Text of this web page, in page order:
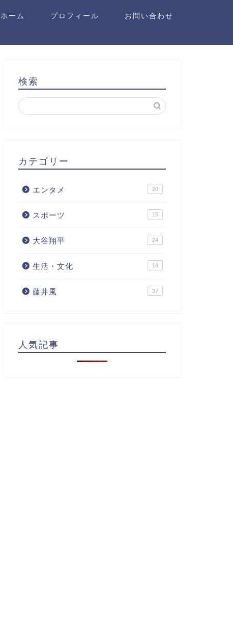
ホーム プロフィール お問い合わせ
検索
カテゴリー
エンタメ 20
スポーツ 15
大谷翔平 24
生活・文化 14
藤井風 37
人気記事